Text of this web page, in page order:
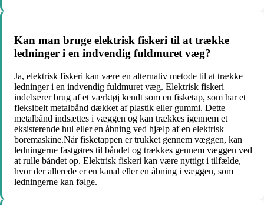
Kan man bruge elektrisk fiskeri til at trække
ledninger i en indvendig fuldmuret væg?
Ja, elektrisk fiskeri kan være en alternativ metode til at trække
ledninger i en indvendig fuldmuret væg. Elektrisk fiskeri
indebærer brug af et værktøj kendt som en fisketap, som har et
fleksibelt metalbånd dækket af plastik eller gummi. Dette
metalbånd indsættes i væggen og kan trækkes igennem et
eksisterende hul eller en åbning ved hjælp af en elektrisk
boremaskine.Når fisketappen er trukket gennem væggen, kan
ledningerne fastgøres til båndet og trækkes gennem væggen ved
at rulle båndet op. Elektrisk fiskeri kan være nyttigt i tilfælde,
hvor der allerede er en kanal eller en åbning i væggen, som
ledningerne kan følge.